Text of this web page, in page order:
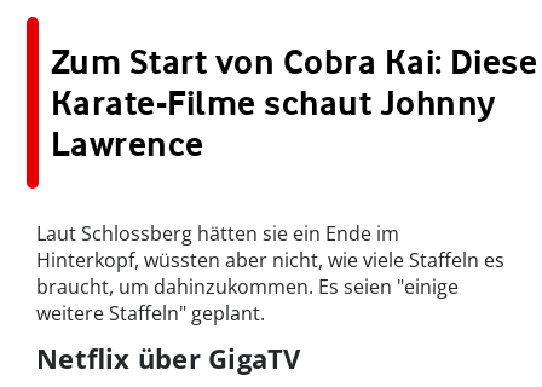
Zum Start von Cobra Kai: Diese
Karate-Filme schaut Johnny
Lawrence
Laut Schlossberg hätten sie ein Ende im
Hinterkopf, wüssten aber nicht, wie viele Staffeln es
braucht, um dahinzukommen. Es seien "einige
weitere Staffeln" geplant.
Netflix über GigaTV